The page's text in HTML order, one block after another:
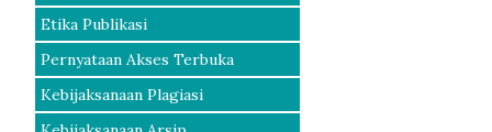
Etika Publikasi
Pernyataan Akses Terbuka
Kebijaksanaan Plagiasi